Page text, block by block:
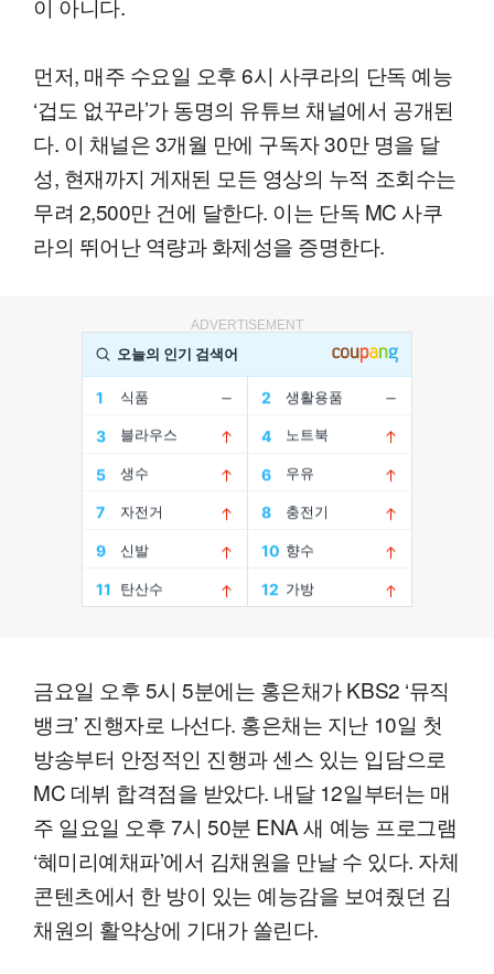
이 아니다.
먼저, 매주 수요일 오후 6시 사쿠라의 단독 예능
‘겁도 없꾸라’가 동명의 유튜브 채널에서 공개된
다. 이 채널은 3개월 만에 구독자 30만 명을 달
성, 현재까지 게재된 모든 영상의 누적 조회수는
무려 2,500만 건에 달한다. 이는 단독 MC 사쿠
라의 뛰어난 역량과 화제성을 증명한다.
ADVERTISEMENT
금요일 오후 5시 5분에는 홍은채가 KBS2 ‘뮤직
뱅크’ 진행자로 나선다. 홍은채는 지난 10일 첫
방송부터 안정적인 진행과 센스 있는 입담으로
MC 데뷔 합격점을 받았다. 내달 12일부터는 매
주 일요일 오후 7시 50분 ENA 새 예능 프로그램
‘혜미리예채파’에서 김채원을 만날 수 있다. 자체
콘텐츠에서 한 방이 있는 예능감을 보여줬던 김
채원의 활약상에 기대가 쏠린다.